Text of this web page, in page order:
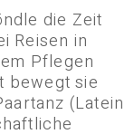
die Zeit
Reisen in
Pflegen
bewegt sie
(Latein